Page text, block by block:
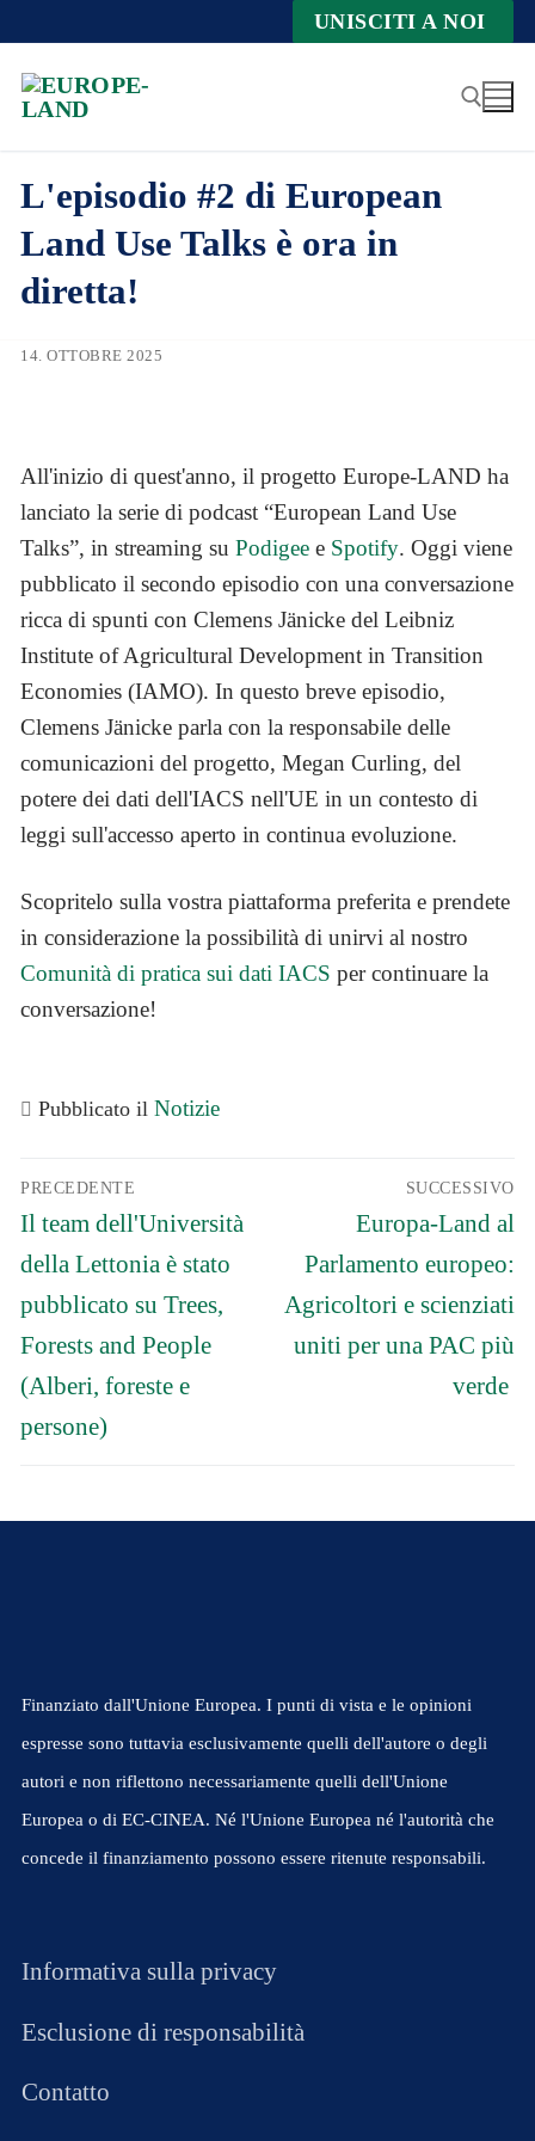
Inhalt
springen
UNISCITI A NOI
L'episodio #2 di European
Land Use Talks è ora in
diretta!
14. OTTOBRE 2025
All'inizio di quest'anno, il progetto Europe-LAND ha
lanciato la serie di podcast “European Land Use
Talks”, in streaming suPodigee e Spotify. Oggi viene
pubblicato il secondo episodio con una conversazione
ricca di spunti con Clemens Jänicke del Leibniz
Institute of Agricultural Development in Transition
Economies (IAMO). In questo breve episodio,
Clemens Jänicke parla con la responsabile delle
comunicazioni del progetto, Megan Curling, del
potere dei dati dell'IACS nell'UE in un contesto di
leggi sull'accesso aperto in continua evoluzione.
Scopritelo sulla vostra piattaforma preferita e prendete
in considerazione la possibilità di unirvi al nostro
Comunità di pratica sui dati IACS per continuare la
conversazione!
Pubblicato ilNotizie
articoli
PRECEDENTE
Articolo
precedente:
Il team dell'Università
della Lettonia è stato
pubblicato su Trees,
Forests and People
(Alberi, foreste e
persone)
SUCCESSIVO
Articolo
successivo:
Europa-Land al
Parlamento europeo:
Agricoltori e scienziati
uniti per una PAC più
verde
Finanziato dall'Unione Europea. I punti di vista e le opinioni
espresse sono tuttavia esclusivamente quelli dell'autore o degli
autori e non riflettono necessariamente quelli dell'Unione
Europea o di EC-CINEA. Né l'Unione Europea né l'autorità che
concede il finanziamento possono essere ritenute responsabili.
Informativa sulla privacy
Esclusione di responsabilità
Contatto